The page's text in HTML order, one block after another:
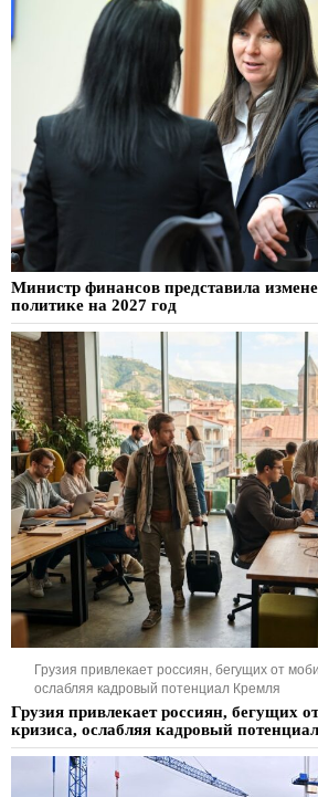
Министр финансов представила
политике на 2027 год
Грузия привлекает россиян, бегущих от
ослабляя кадровый потенциал Кремля
Грузия привлекает россиян, бегущих
кризиса, ослабляя кадровый